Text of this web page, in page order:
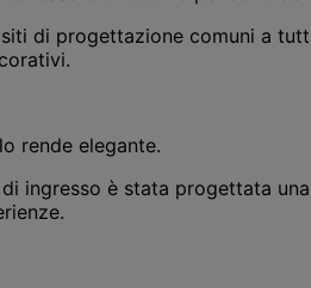
di progettazione comuni a
rende elegante.
ingresso è stata progettata